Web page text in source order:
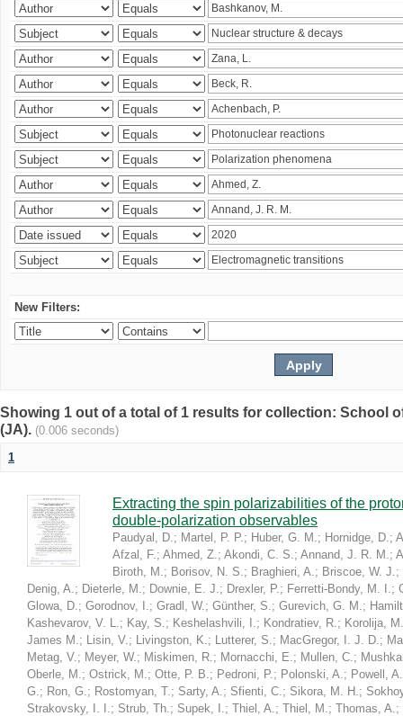
New Filters:
Showing 1 out of a total of 1 results for collection: School
(JA). (0.006 seconds)
1
Extracting the spin polarizabilities of the
double-polarization observables
Paudyal, D.; Martel, P. P.; Huber, G. M.; Hornidge, D.;
Afzal, F.; Ahmed, Z.; Akondi, C. S.; Annand, J. R. M.;
Biroth, M.; Borisov, N. S.; Braghieri, A.; Briscoe, W. J.;
Denig, A.; Dieterle, M.; Downie, E. J.; Drexler, P.; Ferretti-Bondy, M. I.;
Glowa, D.; Gorodnov, I.; Gradl, W.; Günther, S.; Gurevich, G. M.;
Kashevarov, V. L.; Kay, S.; Keshelashvili, I.; Kondratiev, R.; Korolija, M.
James M.; Lisin, V.; Livingston, K.; Lutterer, S.; MacGregor, I. J. D.;
Metag, V.; Meyer, W.; Miskimen, R.; Mornacchi, E.; Mullen, C.;
Oberle, M.; Ostrick, M.; Otte, P. B.; Pedroni, P.; Polonski, A.; Powell, A.
G.; Ron, G.; Rostomyan, T.; Sarty, A.; Sfienti, C.; Sikora, M. H.;
Strakovsky, I. I.; Strub, Th.; Supek, I.; Thiel, A.; Thiel, M.; Thomas, A.;